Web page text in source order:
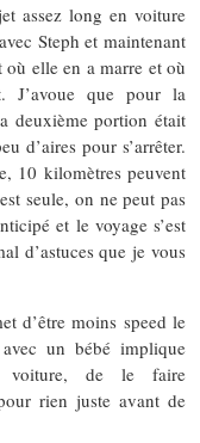
assez long en voiture
Steph et maintenant
elle en a marre et où
J’avoue que pour la
deuxième portion était
d’aires pour s’arrêter.
10 kilomètres peuvent
seule, on ne peut pas
et le voyage s’est
d’astuces que je vous
d’être moins speed le
un bébé implique
voiture, de le faire
rien juste avant de